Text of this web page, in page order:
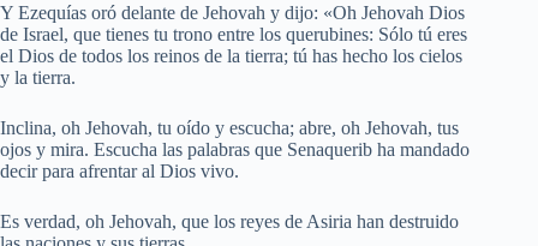
Y Ezequías oró delante de Jehovah y dijo: «Oh Jehovah Dios
de Israel, que tienes tu trono entre los querubines: Sólo tú eres
el Dios de todos los reinos de la tierra; tú has hecho los cielos
y la tierra.
Inclina, oh Jehovah, tu oído y escucha; abre, oh Jehovah, tus
ojos y mira. Escucha las palabras que Senaquerib ha mandado
decir para afrentar al Dios vivo.
Es verdad, oh Jehovah, que los reyes de Asiria han destruido